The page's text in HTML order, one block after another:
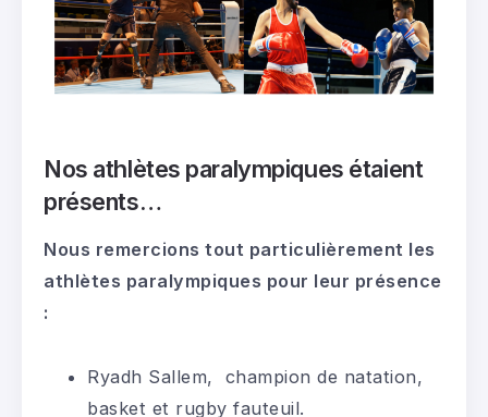
Nos athlètes paralympiques étaient
présents…
Nous remercions tout particulièrement les
athlètes paralympiques pour leur présence
:
Ryadh Sallem, champion de natation,
basket et rugby fauteuil.